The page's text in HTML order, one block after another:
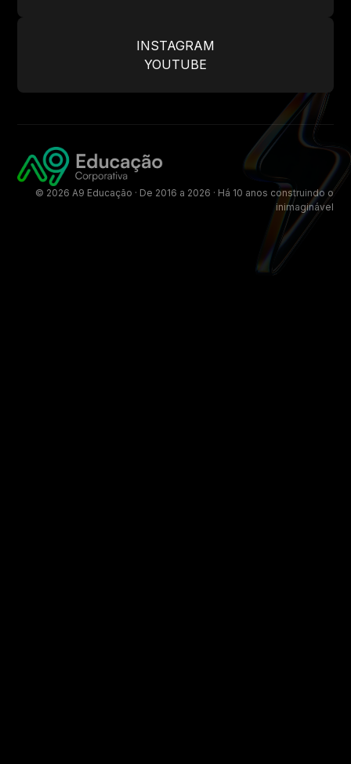
INSTAGRAM
YOUTUBE
© 2026 A9 Educação · De 2016 a 2026 · Há 10 anos construindo o
inimaginável